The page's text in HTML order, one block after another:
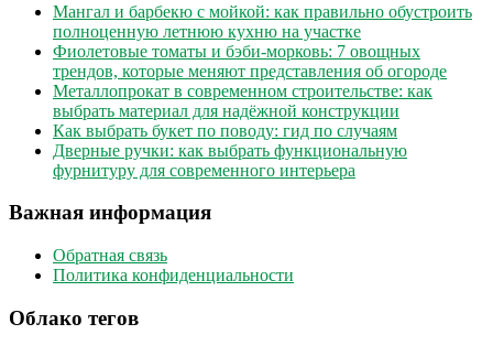
Мангал и барбекю с мойкой: как правильно обустроить
полноценную летнюю кухню на участке
Фиолетовые томаты и бэби-морковь: 7 овощных
трендов, которые меняют представления об огороде
Металлопрокат в современном строительстве: как
выбрать материал для надёжной конструкции
Как выбрать букет по поводу: гид по случаям
Дверные ручки: как выбрать функциональную
фурнитуру для современного интерьера
Важная информация
Обратная связь
Политика конфиденциальности
Облако тегов